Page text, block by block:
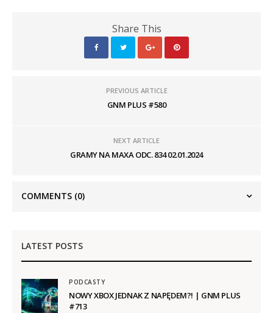
Share This
PREVIOUS ARTICLE
GNM PLUS #580
NEXT ARTICLE
GRAMY NA MAXA ODC. 834 02.01.2024
COMMENTS (0)
LATEST POSTS
PODCASTY
NOWY XBOX JEDNAK Z NAPĘDEM?! | GNM PLUS
#713